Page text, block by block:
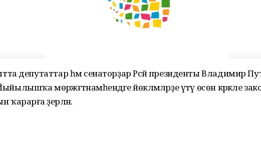
депутаттар һәм сенаторҙар Рәсәй президенты Владимир
мөрәжәғәтнамәһендәге йөкләмәләрҙе үтәү өсөн кәрәкле
әҙерләнә.